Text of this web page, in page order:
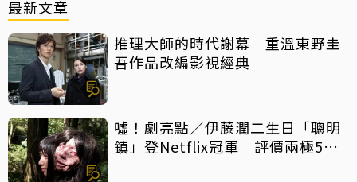
最新文章
推理大師的時代謝幕 重溫東野圭
吾作品改編影視經典
噓！劇亮點／伊藤潤二生日「聰明
鎮」登Netflix冠軍 評價兩極5大